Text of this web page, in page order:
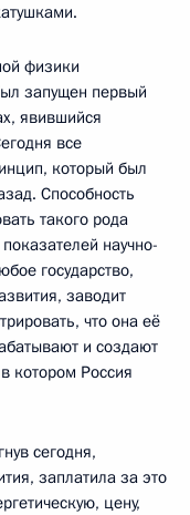
физики
запущен первый
явившийся
все
который был
Способность
такого рода
научно-
государство,
заводит
что она её
и создают
котором Россия
сегодня,
заплатила за это
цену,